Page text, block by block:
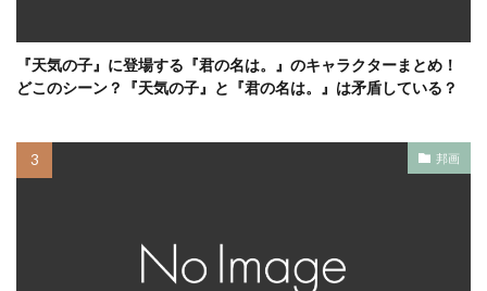
『天気の子』に登場する『君の名は。』のキャラクターまとめ！
どこのシーン？『天気の子』と『君の名は。』は矛盾している？
邦画